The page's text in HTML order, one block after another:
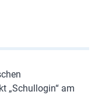
„Schullogin“ am